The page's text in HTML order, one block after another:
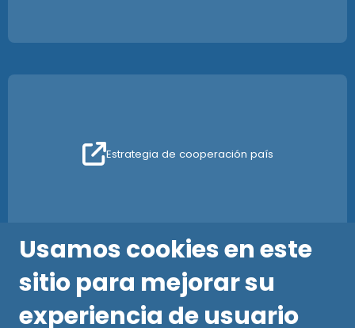
Estrategia de cooperación país
Usamos cookies en este
sitio para mejorar su
experiencia de usuario